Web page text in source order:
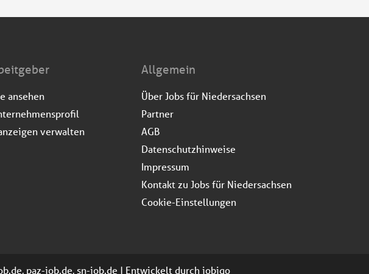
ansehen
verwalten
Allgemein
Über Jobs für Niedersachsen
Partner
AGB
Datenschutzhinweise
Impressum
Kontakt zu Jobs für Niedersachsen
Cookie-Einstellungen
paz-job.de, sn-job.de | Entwickelt durchjobiqo